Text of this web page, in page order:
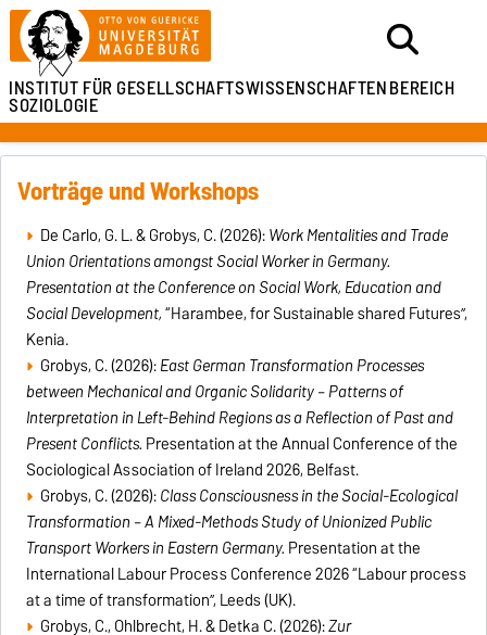
INSTITUT FÜRGESELLSCHAFTSWISSENSCHAFTENBEREICH
SOZIOLOGIE
Vorträge und Workshops
De Carlo, G. L. & Grobys, C. (2026):Work Mentalities and Trade
Union Orientations amongst Social Worker in Germany.
Presentation at the Conference on Social Work, Education and
Social Development,“Harambee, for Sustainable shared Futures”,
Kenia.
Grobys, C. (2026):East German Transformation Processes
between Mechanical and Organic Solidarity – Patterns of
Interpretation in Left-Behind Regions as a Reflection of Past and
Present Conflicts. Presentation at the Annual Conference of the
Sociological Association of Ireland 2026, Belfast.
Grobys, C. (2026):Class Consciousness in the Social-Ecological
Transformation – A Mixed-Methods Study of Unionized Public
Transport Workers in Eastern Germany. Presentation at the
International Labour Process Conference 2026 “Labour process
at a time of transformation”, Leeds (UK).
Grobys, C., Ohlbrecht, H. & Detka C. (2026):Zur